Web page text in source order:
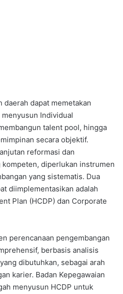
daerah dapat memetakan
Individual
talent pool, hingga
secara objektif.
reformasi dan
diperlukan instrumen
yang sistematis. Dua
diimplementasikan adalah
Plan (HCDP) dan Corporate
perencanaan pengembangan
berbasis analisis
dibutuhkan, sebagai arah
karier. Badan Kepegawaian
menyusun HCDP untuk